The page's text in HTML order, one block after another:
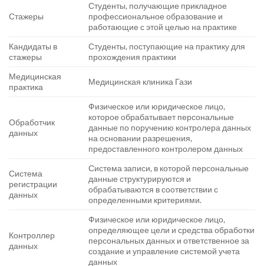
Стажеры
Студенты, получающие прикладное
профессиональное образование и
работающие с этой целью на практике
Кандидаты в
стажеры
Студенты, поступающие на практику для
прохождения практики
Медицинская
практика
Медицинская клиника Гази
Обработчик
данных
Физическое или юридическое лицо,
которое обрабатывает персональные
данные по поручению контролера данных
на основании разрешения,
предоставленного контролером данных
Система
регистрации
данных
Система записи, в которой персональные
данные структурируются и
обрабатываются в соответствии с
определенными критериями.
Контроллер
данных
Физическое или юридическое лицо,
определяющее цели и средства обработки
персональных данных и ответственное за
создание и управление системой учета
данных